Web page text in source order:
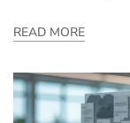
READ MORE